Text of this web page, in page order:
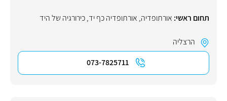
תחום ראשי: אורתופדיה, אורתופדיה כף יד,כירורגיה של היד
הרצליה
073-7825711